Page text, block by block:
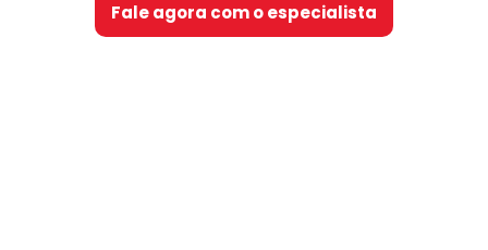
Fale agora com o especialista